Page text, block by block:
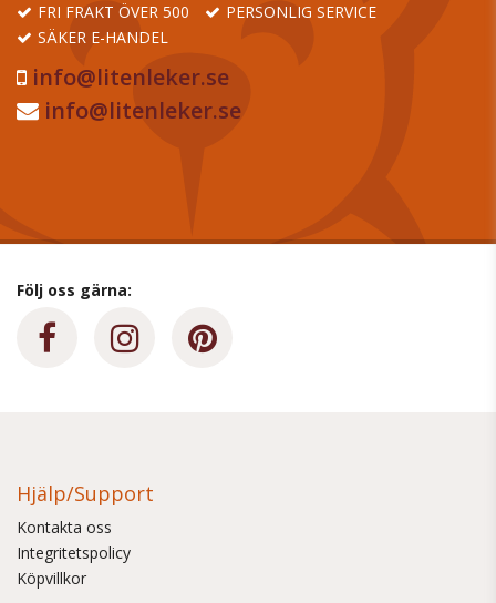
FRI FRAKT ÖVER 500
PERSONLIG SERVICE
SÄKER E-HANDEL
info@litenleker.se
info@litenleker.se
Följ oss gärna:
Hjälp/Support
Kontakta oss
Integritetspolicy
Köpvillkor